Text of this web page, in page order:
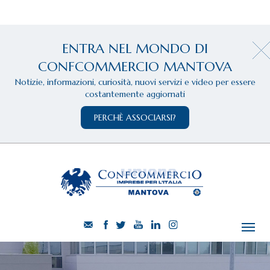
ENTRA NEL MONDO DI
CONFCOMMERCIO MANTOVA
Notizie, informazioni, curiosità, nuovi servizi e video per essere
costantemente aggiornati
PERCHÈ ASSOCIARSI?